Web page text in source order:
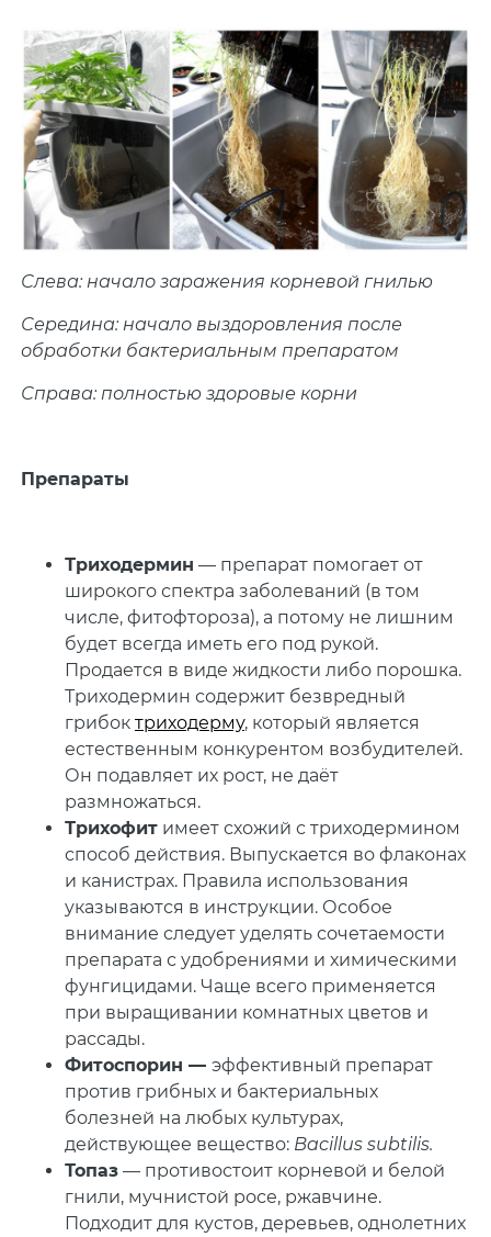
Слева: начало заражения корневой гнилью
Середина: начало выздоровления после
обработки бактериальным препаратом
Справа: полностью здоровые корни
Препараты
Триходермин — препарат помогает от
широкого спектра заболеваний (в том
числе, фитофтороза), а потому не лишним
будет всегда иметь его под рукой.
Продается в виде жидкости либо порошка.
Триходермин содержит безвредный
грибок триходерму, который является
естественным конкурентом возбудителей.
Он подавляет их рост, не даёт
размножаться.
Трихофит имеет схожий с триходермином
способ действия. Выпускается во флаконах
и канистрах. Правила использования
указываются в инструкции. Особое
внимание следует уделять сочетаемости
препарата с удобрениями и химическими
фунгицидами. Чаще всего применяется
при выращивании комнатных цветов и
рассады.
Фитоспорин — эффективный препарат
против грибных и бактериальных
болезней на любых культурах,
действующее вещество: Bacillus subtilis.
Топаз — противостоит корневой и белой
гнили, мучнистой росе, ржавчине.
Подходит для кустов, деревьев, однолетних